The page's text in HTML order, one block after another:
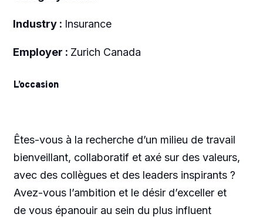
Industry : Insurance
Employer : Zurich Canada
L’occasion
Êtes-vous à la recherche d’un milieu de travail
bienveillant, collaboratif et axé sur des valeurs,
avec des collègues et des leaders inspirants ?
Avez-vous l’ambition et le désir d’exceller et
de vous épanouir au sein du plus influent